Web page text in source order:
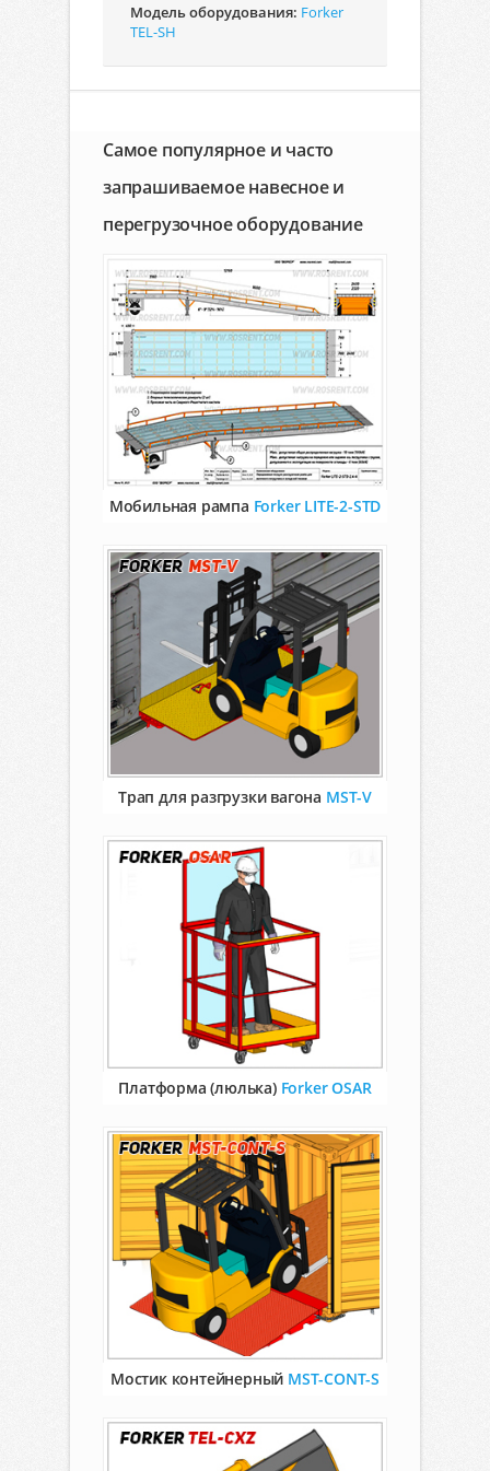
Модель оборудования: Forker
TEL-SH
Самое популярное и часто
запрашиваемое навесное и
перегрузочное оборудование
Мобильная рампа Forker LITE-2-STD
Трап для разгрузки вагона MST-V
Платформа (люлька) Forker OSAR
Мостик контейнерный MST-CONT-S